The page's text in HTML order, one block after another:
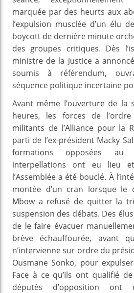
marquée par des heurts aux
l’expulsion musclée d’un élu
boycott de dernière minute
des groupes critiques. Dès
ministre de la Justice a
soumis à référendum,
séquence politique incertaine
Avant même l’ouverture de la
heures, les forces de
militants de l’Alliance pour la
parti de l’ex-président Macky
formations opposées au
interpellations ont eu lieu
l’Assemblée a été bouclé. À
montée d’un cran lorsque le
Mbow a refusé de quitter la
suspension des débats. Des
de le faire évacuer
brève échauffourée, avant
n’intervienne sur ordre du
Ousmane Sonko, pour
Face à ce qu’ils ont qualifié
députés d’opposition ont